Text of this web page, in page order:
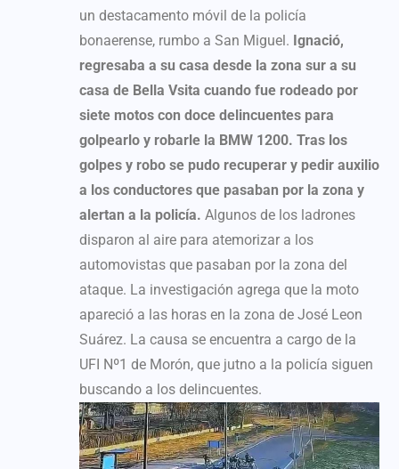
un destacamento móvil de la policía
bonaerense, rumbo a San Miguel. Ignació,
regresaba a su casa desde la zona sur a su
casa de Bella Vsita cuando fue rodeado por
siete motos con doce delincuentes para
golpearlo y robarle la BMW 1200. Tras los
golpes y robo se pudo recuperar y pedir auxilio
a los conductores que pasaban por la zona y
alertan a la policía. Algunos de los ladrones
disparon al aire para atemorizar a los
automovistas que pasaban por la zona del
ataque. La investigación agrega que la moto
apareció a las horas en la zona de José Leon
Suárez. La causa se encuentra a cargo de la
UFI Nº1 de Morón, que jutno a la policía siguen
buscando a los delincuentes.